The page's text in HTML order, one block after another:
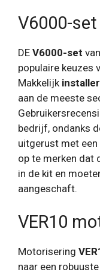
V6000-set
DE V6000-set van
populaire keuzes
Makkelijk
aan de meeste
bedrijf, ondanks
uitgerust met
op te merken dat
in de kit en
aangeschaft.
VER10
Motorisering
naar een